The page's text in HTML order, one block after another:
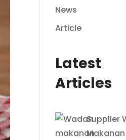
News
Article
Latest
Articles
Supplier
Makanan